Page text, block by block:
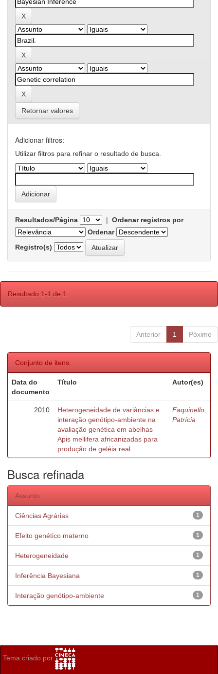
Retornar valores
Adicionar filtros:
Utilizar filtros para refinar o resultado de busca.
Resultados/Página | Ordenar registros por
Ordenar
Registro(s)
Resultado 1-1 de 1.
Anterior 1 Póximo
Conjunto de itens:
Data do
documento
Título Autor(es)
2010
Heterogeneidade de variâncias e
interação genótipo-ambiente na
avaliação genética em abelhas
Apis mellifera africanizadas para
produção de geléia real
Faquinello,
Patrícia
Busca refinada
Assunto
1
Ciências Agrárias
1
Efeito genético materno
1
Heterogeneidade
1
Inferência Bayesiana
1
Interação genótipo-ambiente
Tema criado por